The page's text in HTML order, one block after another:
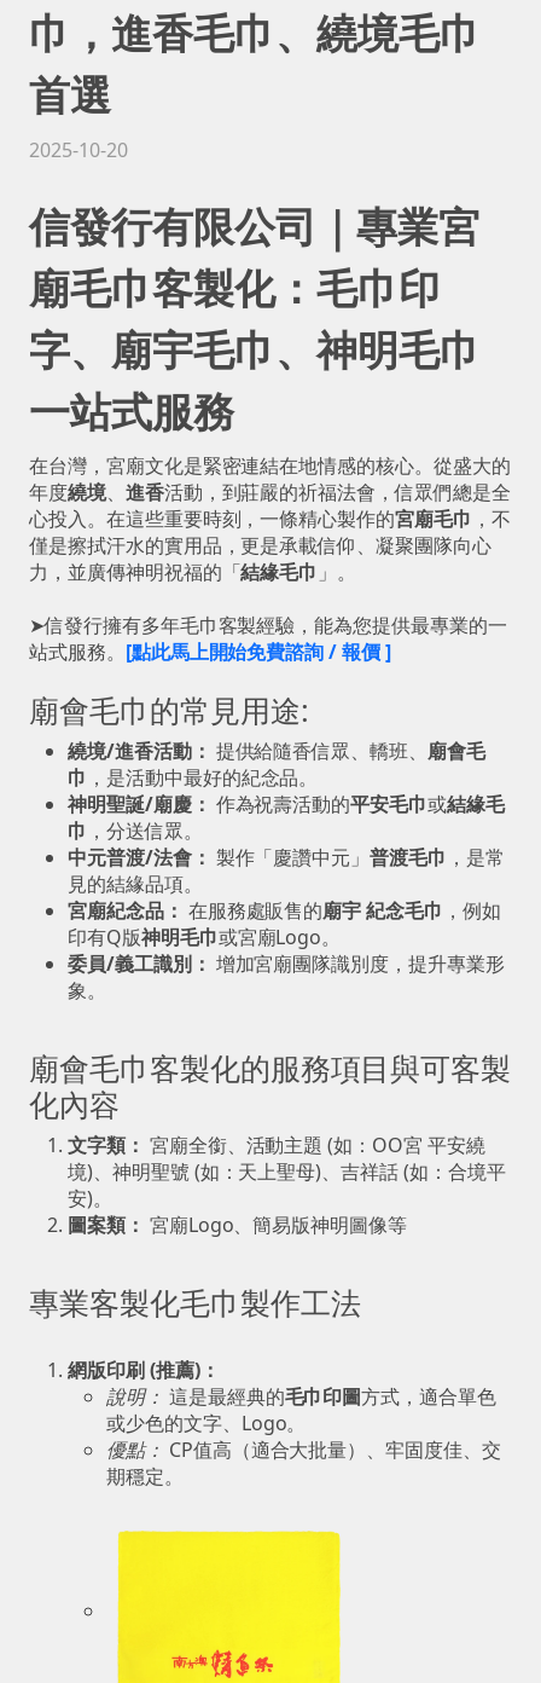
巾，進香毛巾、繞境毛巾
首選
2025-10-20
信發行有限公司｜專業宮
廟毛巾客製化：毛巾印
字、廟宇毛巾、神明毛巾
一站式服務
在台灣，宮廟文化是緊密連結在地情感的核心。從盛大的
年度繞境、 進香活動，到莊嚴的祈福法會，信眾們總是全
心投入。在這些重要時刻，一條精心製作的宮廟毛巾 ，不
僅是擦拭汗水的實用品，更是承載信仰、凝聚團隊向心
力，並廣傳神明祝福的「結緣毛巾 」。
➤信發行擁有多年毛巾客製經驗，能為您提供最專業的一
站式服務。 [點此馬上開始免費諮詢 / 報價 ]
廟會毛巾的常見用途:
繞境/進香活動： 提供給隨香信眾、轎班、 廟會毛
巾 ，是活動中最好的紀念品。
神明聖誕/廟慶： 作為祝壽活動的平安毛巾或結緣毛
巾 ，分送信眾。
中元普渡/法會： 製作「慶讚中元」普渡毛巾 ，是常
見的結緣品項。
宮廟紀念品： 在服務處販售的廟宇 紀念毛巾 ，例如
印有Q版神明毛巾或宮廟Logo。
委員/義工識別： 增加宮廟團隊識別度，提升專業形
象。
廟會毛巾客製化的服務項目與可客製
化內容
文字類： 宮廟全銜、活動主題 (如：OO宮 平安繞
境)、神明聖號 (如：天上聖母)、吉祥話 (如：合境平
安)。
圖案類： 宮廟Logo、簡易版神明圖像等
專業客製化毛巾製作工法
網版印刷 (推薦)：
說明： 這是最經典的毛巾印圖方式，適合單色
或少色的文字、Logo。
優點： CP值高（適合大批量）、牢固度佳、交
期穩定。